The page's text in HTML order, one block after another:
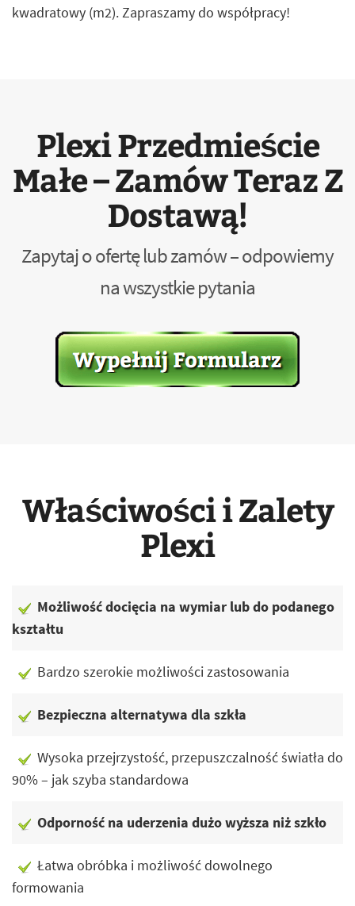
kwadratowy (m2). Zapraszamy do współpracy!
Plexi Przedmieście
Małe – Zamów Teraz Z
Dostawą!
Zapytaj o ofertę lub zamów – odpowiemy
na wszystkie pytania
Właściwości i Zalety
Plexi
Możliwość docięcia na wymiar lub do podanego
kształtu
Bardzo szerokie możliwości zastosowania
Bezpieczna alternatywa dla szkła
Wysoka przejrzystość, przepuszczalność światła do
90% – jak szyba standardowa
Odporność na uderzenia dużo wyższa niż szkło
Łatwa obróbka i możliwość dowolnego
formowania